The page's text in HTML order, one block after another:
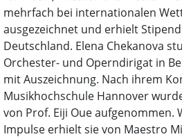
mehrfach bei internationalen
ausgezeichnet und erhielt
Deutschland. Elena Chekanova
Orchester- und Operndirigat in
mit Auszeichnung. Nach ihrem
Musikhochschule Hannover
von Prof. Eiji Oue aufgenommen.
Impulse erhielt sie von Maestro